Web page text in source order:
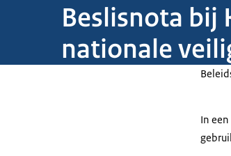
Beslisnota bij
nationale
In